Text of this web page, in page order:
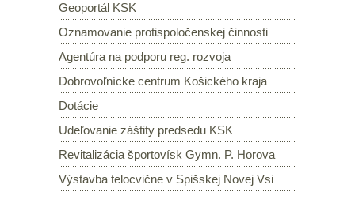
Geoportál KSK
Oznamovanie protispoločenskej činnosti
Agentúra na podporu reg. rozvoja
Dobrovoľnícke centrum Košického kraja
Dotácie
Udeľovanie záštity predsedu KSK
Revitalizácia športovísk Gymn. P. Horova
Výstavba telocvične v Spišskej Novej Vsi